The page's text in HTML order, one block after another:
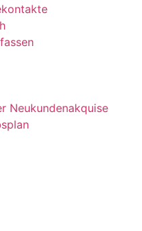
Neukundenakquise